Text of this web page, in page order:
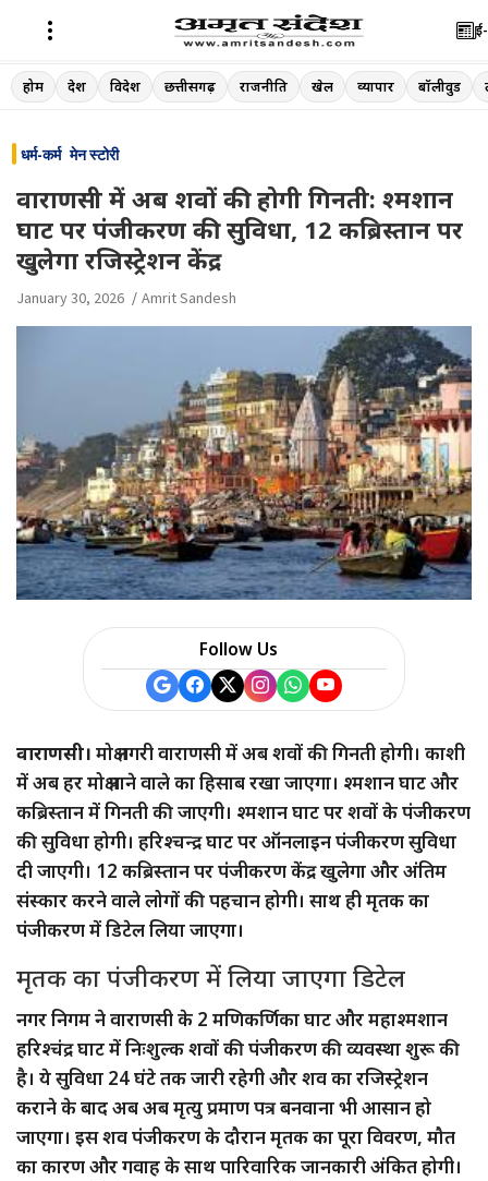
Skip
to
होम देश विदेश छत्तीसगढ़ राजनीति खेल व्यापार बॉलीवुड
धर्म-कर्म मेन स्टोरी
वाराणसी में अब शवों की होगी गिनती: श्मशान
घाट पर पंजीकरण की सुविधा, 12 कब्रिस्तान पर
खुलेगा रजिस्ट्रेशन केंद्र
January 30, 2026 Amrit Sandesh
Follow Us
वाराणसी। मोक्ष नगरी वाराणसी में अब शवों की गिनती होगी। काशी
में अब हर मोक्ष पाने वाले का हिसाब रखा जाएगा। श्मशान घाट और
कब्रिस्तान में गिनती की जाएगी। श्मशान घाट पर शवों के पंजीकरण
की सुविधा होगी। हरिश्चन्द्र घाट पर ऑनलाइन पंजीकरण सुविधा
दी जाएगी। 12 कब्रिस्तान पर पंजीकरण केंद्र खुलेगा और अंतिम
संस्कार करने वाले लोगों की पहचान होगी। साथ ही मृतक का
पंजीकरण में डिटेल लिया जाएगा।
मृतक का पंजीकरण में लिया जाएगा डिटेल
नगर निगम ने वाराणसी के 2 मणिकर्णिका घाट और महाश्मशान
हरिश्चंद्र घाट में निःशुल्क शवों की पंजीकरण की व्यवस्था शुरू की
है। ये सुविधा 24 घंटे तक जारी रहेगी और शव का रजिस्ट्रेशन
कराने के बाद अब अब मृत्यु प्रमाण पत्र बनवाना भी आसान हो
जाएगा। इस शव पंजीकरण के दौरान मृतक का पूरा विवरण, मौत
का कारण और गवाह के साथ पारिवारिक जानकारी अंकित होगी।